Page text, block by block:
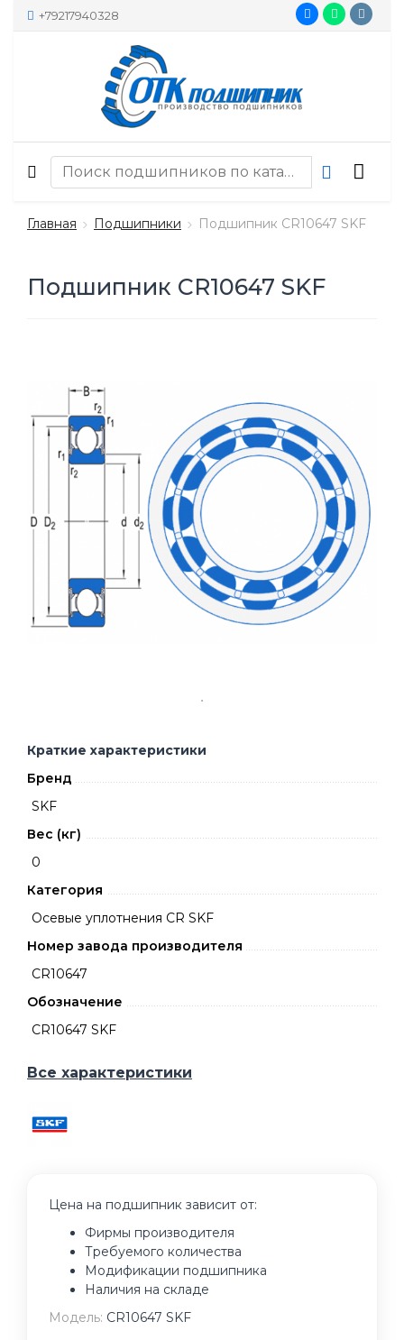
+79217940328
Главная Подшипники Подшипник CR10647 SKF
Подшипник CR10647 SKF
Краткие характеристики
Бренд
SKF
Вес (кг)
0
Категория
Осевые уплотнения CR SKF
Номер завода производителя
CR10647
Обозначение
CR10647 SKF
Все характеристики
Цена на подшипник зависит от:
Фирмы производителя
Требуемого количества
Модификации подшипника
Наличия на складе
Модель: CR10647 SKF